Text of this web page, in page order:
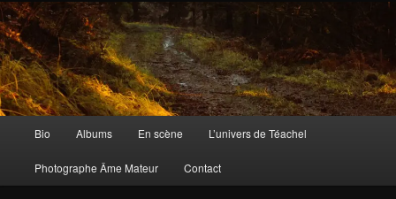
Aller
au
contenu
principalTéachel
Musicien et photographe âme mateur
principal
Bio Albums En scène L’univers de Téachel
Photographe Âme Mateur Contact